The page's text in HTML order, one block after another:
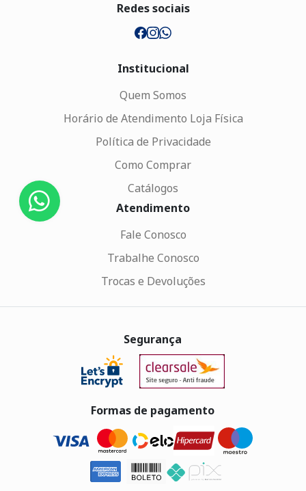
Redes sociais
Institucional
Quem Somos
Horário de Atendimento Loja Física
Política de Privacidade
Como Comprar
Catálogos
Atendimento
Fale Conosco
Trabalhe Conosco
Trocas e Devoluções
Segurança
Formas de pagamento